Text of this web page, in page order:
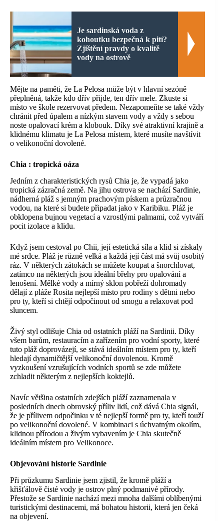
Je sardinská voda z
kohoutku bezpečná k pití?
Zjištění pravdy o kvalitě
vody na ostrově
Mějte na paměti, že La Pelosa může být v hlavní sezóně
přeplněná, takže kdo dřív přijde, ten dřív mele. Zkuste si
místo ve škole rezervovat předem. Nezapomeňte se také vždy
chránit před úpalem a nízkým stavem vody a vždy s sebou
noste opalovací krém a klobouk. Díky své atraktivní krajině a
klidnému klimatu je La Pelosa místem, které musíte navštívit
o velikonoční dovolené.
Chia : tropická oáza
Jedním z charakteristických rysů Chia je, že vypadá jako
tropická zázračná země. Na jihu ostrova se nachází Sardinie,
nádherná pláž s jemným prachovým pískem a průzračnou
vodou, na které si budete připadat jako v Karibiku. Pláž je
obklopena bujnou vegetací a vzrostlými palmami, což vytváří
pocit izolace a klidu.
Když jsem cestoval po Chii, její estetická síla a klid si získaly
mé srdce. Pláž je různě velká a každá její část má svůj osobitý
ráz. V některých zátokách se můžete koupat a šnorchlovat,
zatímco na některých jsou ideální břehy pro opalování a
lenošení. Mělké vody a mírný sklon pobřeží dohromady
dělají z pláže Rosita nejlepší místo pro rodiny s dětmi nebo
pro ty, kteří si chtějí odpočinout od smogu a relaxovat pod
sluncem.
Živý styl odlišuje Chia od ostatních pláží na Sardinii. Díky
všem barům, restauracím a zařízením pro vodní sporty, které
tuto pláž doprovázejí, se stává ideálním místem pro ty, kteří
hledají dynamičtější velikonoční dovolenou. Kromě
vyzkoušení vzrušujících vodních sportů se zde můžete
zchladit některým z nejlepších koktejlů.
Navíc většina ostatních zdejších pláží zaznamenala v
posledních dnech obrovský příliv lidí, což dává Chia signál,
že je přílivem odpočinku v té nejlepší formě pro ty, kteří touží
po velikonoční dovolené. V kombinaci s úchvatným okolím,
klidnou přírodou a živým vybavením je Chia skutečně
ideálním místem pro Velikonoce.
Objevování historie Sardinie
Při průzkumu Sardinie jsem zjistil, že kromě pláží a
křišťálově čisté vody je ostrov plný podmanivé přírody.
Přestože se Sardinie nachází mezi mnoha dalšími oblíbenými
turistickými destinacemi, má bohatou historii, která jen čeká
na objevení.